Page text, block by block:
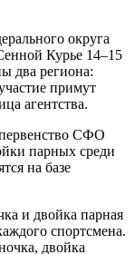
округа
Курье 14–15
два региона:
примут
агентства.
СФО
парных среди
на базе
и двойка парная
спортсмена.
двойка